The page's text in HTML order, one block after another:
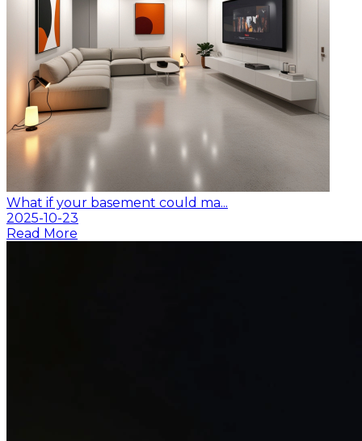
What if your basement could ma...
2025-10-23
Read More